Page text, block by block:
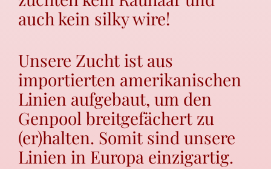
auch kein silky wire!
Unsere Zucht ist aus
importierten amerikanischen
Linien aufgebaut, um den
Genpool breitgefächert zu
(er)halten. Somit sind unsere
Linien in Europa einzigartig.